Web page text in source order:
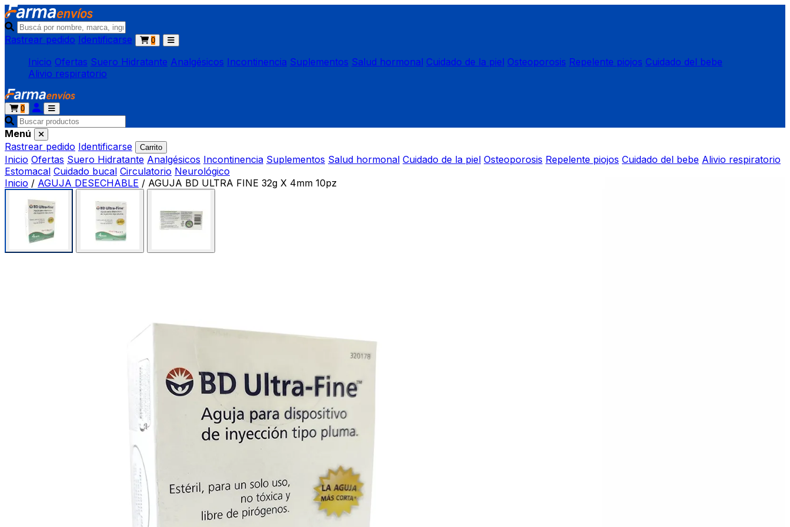
Rastrear pedido Identificarse 0
Inicio Ofertas Suero Hidratante Analgésicos Incontinencia Suplementos Salud hormonal Cuidado de la piel Osteoporosis Repelente piojos Cuidado del bebe
Alivio respiratorio
0
Menú
Rastrear pedido Identificarse Carrito
Inicio Ofertas Suero Hidratante Analgésicos Incontinencia Suplementos Salud hormonal Cuidado de la piel Osteoporosis Repelente piojos Cuidado del bebe Alivio respiratorio
Estomacal Cuidado bucal Circulatorio Neurológico
Inicio / AGUJA DESECHABLE / AGUJA BD ULTRA FINE 32g X 4mm 10pz